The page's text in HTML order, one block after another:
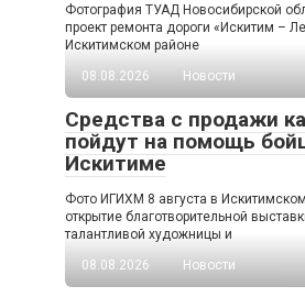
Фотография ТУАД Новосибирской
проект ремонта дороги «Искитим –
Искитимском районе
08.08.2026
Новости
Средства с продажи
пойдут на помощь
Искитиме
Фото ИГИХМ 8 августа в
открытие благотворительной
талантливой художницы и
08.08.2026
Новости